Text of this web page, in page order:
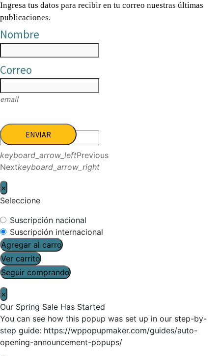
Ingresa tus datos para recibir en tu correo nuestras últimas
publicaciones.
Nombre
Correo
email
ENVIAR
keyboard_arrow_leftPrevious
Nextkeyboard_arrow_right
×
Seleccione
Suscripción nacional
Suscripción internacional
Agregar al carro
Ver carrito
Seguir comprando
×
Our Spring Sale Has Started
You can see how this popup was set up in our step-by-
step guide: https://wppopupmaker.com/guides/auto-
opening-announcement-popups/